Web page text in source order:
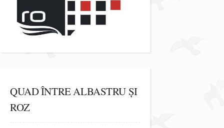
QUAD ÎNTRE ALBASTRU ȘI
ROZ